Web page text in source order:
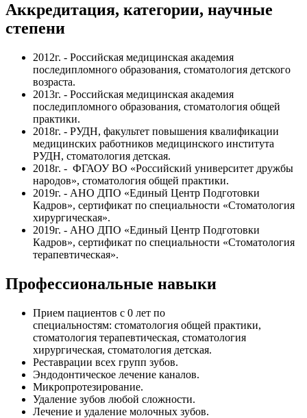
Аккредитация, категории, научные
степени
2012г. - Российская медицинская академия
последипломного образования, стоматология детского
возраста.
2013г. - Российская медицинская академия
последипломного образования, стоматология общей
практики.
2018г. - РУДН, факультет повышения квалификации
медицинских работников медицинского института
РУДН, стоматология детская.
2018г. - ФГАОУ ВО «Российский университет дружбы
народов», стоматология общей практики.
2019г. - АНО ДПО «Единый Центр Подготовки
Кадров», сертификат по специальности «Стоматология
хирургическая».
2019г. - АНО ДПО «Единый Центр Подготовки
Кадров», сертификат по специальности «Стоматология
терапевтическая».
Профессиональные навыки
Прием пациентов с 0 лет по
специальностям: стоматология общей практики,
стоматология терапевтическая, стоматология
хирургическая, стоматология детская.
Реставрации всех групп зубов.
Эндодонтическое лечение каналов.
Микропротезирование.
Удаление зубов любой сложности.
Лечение и удаление молочных зубов.